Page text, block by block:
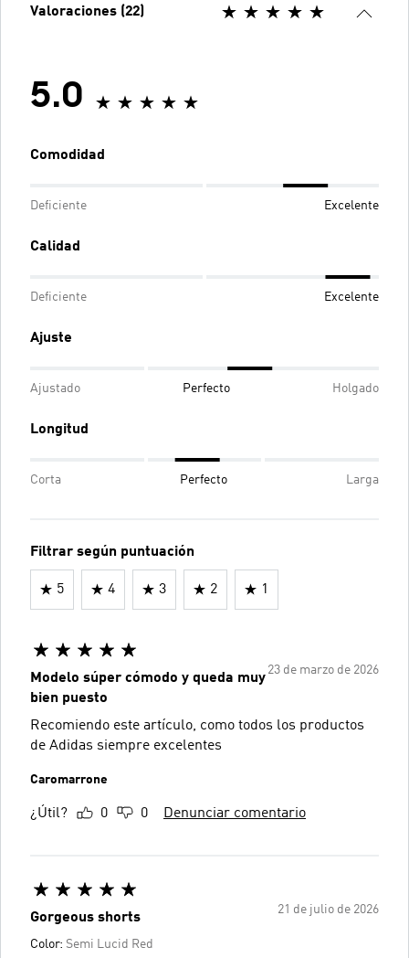
Valoraciones (22)
5.0
Comodidad
Deficiente Excelente
Calidad
Deficiente Excelente
Ajuste
Ajustado Perfecto Holgado
Longitud
Corta Perfecto Larga
Filtrar según puntuación
5 4 3 2 1
23 de marzo de 2026
Modelo súper cómodo y queda muy
bien puesto
Recomiendo este artículo, como todos los productos
de Adidas siempre excelentes
Caromarrone
¿Útil? 0 0 Denunciar comentario
21 de julio de 2026
Gorgeous shorts
Color: Semi Lucid Red